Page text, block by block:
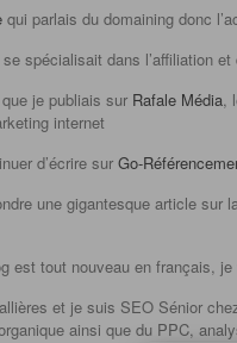
qui parlais du domaining donc
spécialisait dans l’affiliation
je publiais sur Rafale Média,
internet
d’écrire sur Go-
une gigantesque article sur
est tout nouveau en français,
et je suis SEO Sénior
ainsi que du PPC,